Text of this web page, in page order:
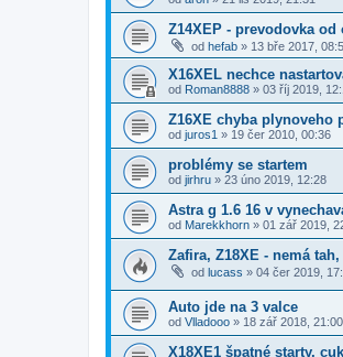
Z14XEP - prevodovka od
od hefab » 13 bře 2017,
X16XEL nechce
od Roman8888 » 03 říj 2019,
Z16XE chyba plynoveho
od juros1 » 19 čer 2010, 00:36
problémy se startem
od jirhru » 23 úno 2019, 12:28
Astra g 1.6 16 v
od Marekkhorn » 01 zář 2019,
Zafira, Z18XE - nemá tah,
od lucass » 04 čer 2019,
Auto jde na 3 valce
od Vlladooo » 18 zář 2018, 21:00
X18XE1 špatné starty,